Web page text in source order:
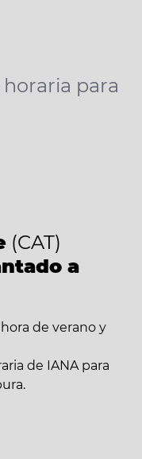
para
(CAT)
a
de verano y
de IANA para